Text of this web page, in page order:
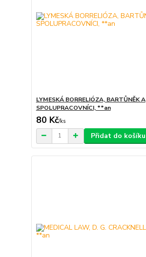
LYMESKÁ BORRELIÓZA, BARTŮNĚK A
SPOLUPRACOVNÍCI, **an
80 Kč/ks
Přidat do košíku